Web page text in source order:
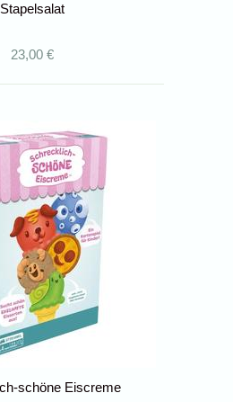
Stapelsalat
23,00 €
schöne Eiscreme